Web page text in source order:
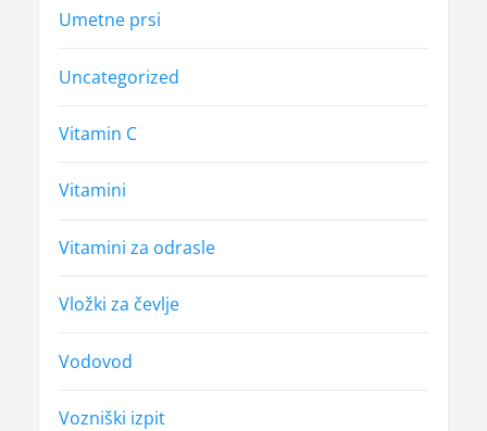
Umetne prsi
Uncategorized
Vitamin C
Vitamini
Vitamini za odrasle
Vložki za čevlje
Vodovod
Vozniški izpit